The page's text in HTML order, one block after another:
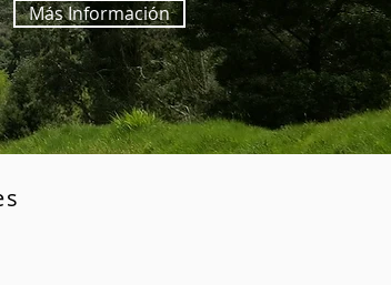
Más Información